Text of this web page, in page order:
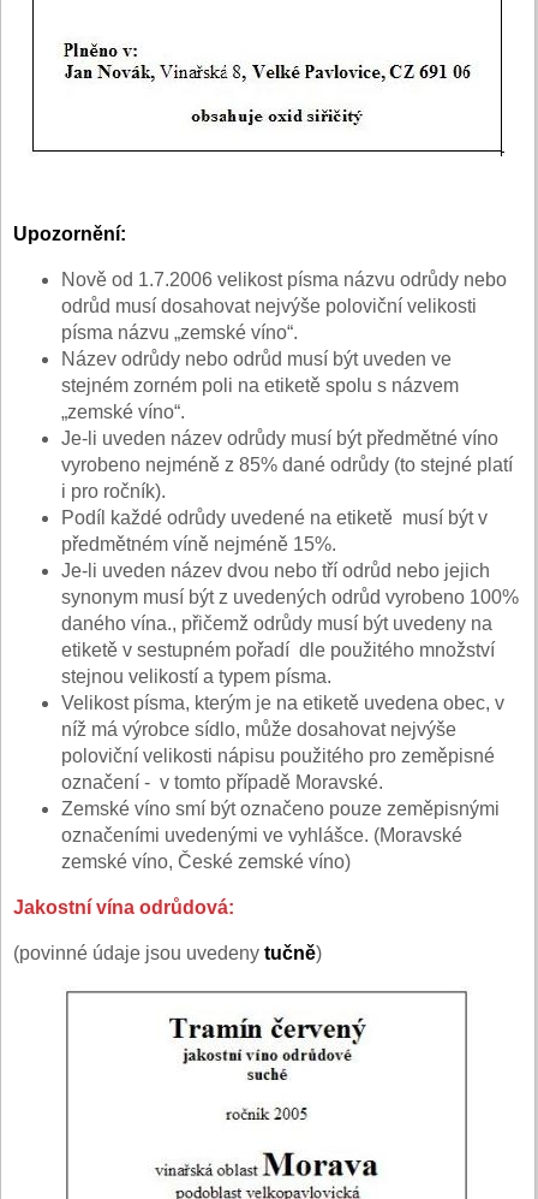
Upozornění:
Nově od 1.7.2006 velikost písma názvu odrůdy nebo
odrůd musí dosahovat nejvýše poloviční velikosti
písma názvu „zemské víno“.
Název odrůdy nebo odrůd musí být uveden ve
stejném zorném poli na etiketě spolu s názvem
„zemské víno“.
Je-li uveden název odrůdy musí být předmětné víno
vyrobeno nejméně z 85% dané odrůdy (to stejné platí
i pro ročník).
Podíl každé odrůdy uvedené na etiketě musí být v
předmětném víně nejméně 15%.
Je-li uveden název dvou nebo tří odrůd nebo jejich
synonym musí být z uvedených odrůd vyrobeno 100%
daného vína., přičemž odrůdy musí být uvedeny na
etiketě v sestupném pořadí dle použitého množství
stejnou velikostí a typem písma.
Velikost písma, kterým je na etiketě uvedena obec, v
níž má výrobce sídlo, může dosahovat nejvýše
poloviční velikosti nápisu použitého pro zeměpisné
označení - v tomto případě Moravské.
Zemské víno smí být označeno pouze zeměpisnými
označeními uvedenými ve vyhlášce. (Moravské
zemské víno, České zemské víno)
Jakostní vína odrůdová:
(povinné údaje jsou uvedeny tučně)